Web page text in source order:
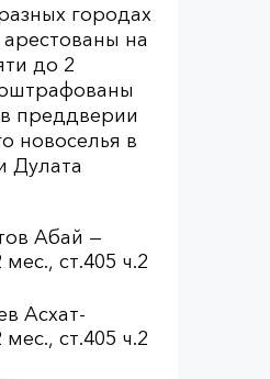
городах
арестованы на
до 2
преддверии
новоселья в
Дулата
Абай —
ст.405 ч.2
Асхат-
ст.405 ч.2